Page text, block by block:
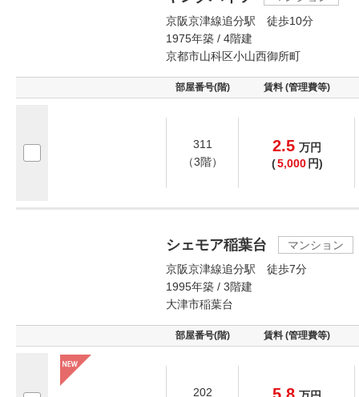
京阪京津線追分駅 徒歩10分
1975年築 / 4階建
京都市山科区小山西御所町
部屋番号(階) 賃料 (管理費等)
311
（3階）
2.5 万円
(5,000 円)
シェモア稲葉台
マンション
京阪京津線追分駅 徒歩7分
1995年築 / 3階建
大津市稲葉台
部屋番号(階) 賃料 (管理費等)
202